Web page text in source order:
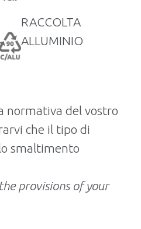
RACCOLTA
ALLUMINIO
normativa del vostro
che il tipo di
smaltimento
provisions of your